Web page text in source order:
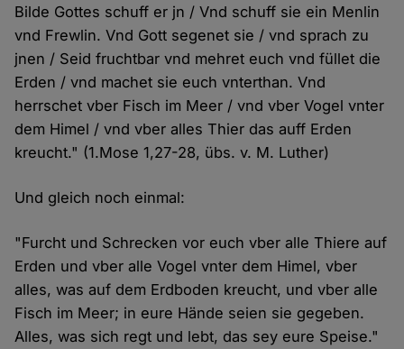
Bilde Gottes schuff er jn / Vnd schuff sie ein Menlin
vnd Frewlin. Vnd Gott segenet sie / vnd sprach zu
jnen / Seid fruchtbar vnd mehret euch vnd füllet die
Erden / vnd machet sie euch vnterthan. Vnd
herrschet vber Fisch im Meer / vnd vber Vogel vnter
dem Himel / vnd vber alles Thier das auff Erden
kreucht." (1.Mose 1,27-28, übs. v. M. Luther)
Und gleich noch einmal:
"Furcht und Schrecken vor euch vber alle Thiere auf
Erden und vber alle Vogel vnter dem Himel, vber
alles, was auf dem Erdboden kreucht, und vber alle
Fisch im Meer; in eure Hände seien sie gegeben.
Alles, was sich regt und lebt, das sey eure Speise."